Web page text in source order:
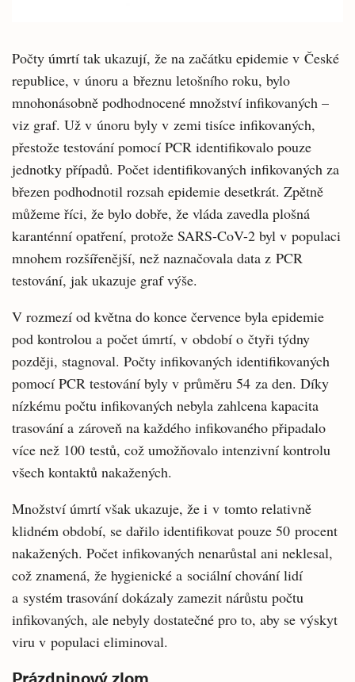
Počty úmrtí tak ukazují, že na začátku epidemie v České
republice, v únoru a březnu letošního roku, bylo
mnohonásobně podhodnocené množství infikovaných –
viz graf. Už v únoru byly v zemi tisíce infikovaných,
přestože testování pomocí PCR identifikovalo pouze
jednotky případů. Počet identifikovaných infikovaných za
březen podhodnotil rozsah epidemie desetkrát. Zpětně
můžeme říci, že bylo dobře, že vláda zavedla plošná
karanténní opatření, protože SARS-CoV-2 byl v populaci
mnohem rozšířenější, než naznačovala data z PCR
testování, jak ukazuje graf výše.
V rozmezí od května do konce července byla epidemie
pod kontrolou a počet úmrtí, v období o čtyři týdny
později, stagnoval. Počty infikovaných identifikovaných
pomocí PCR testování byly v průměru 54 za den. Díky
nízkému počtu infikovaných nebyla zahlcena kapacita
trasování a zároveň na každého infikovaného připadalo
více než 100 testů, což umožňovalo intenzivní kontrolu
všech kontaktů nakažených.
Množství úmrtí však ukazuje, že i v tomto relativně
klidném období, se dařilo identifikovat pouze 50 procent
nakažených. Počet infikovaných nenarůstal ani neklesal,
což znamená, že hygienické a sociální chování lidí
a systém trasování dokázaly zamezit nárůstu počtu
infikovaných, ale nebyly dostatečné pro to, aby se výskyt
viru v populaci eliminoval.